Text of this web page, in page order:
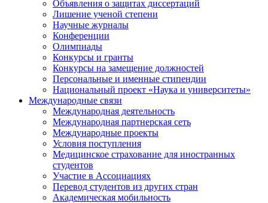
Объявления о защитах диссертаций
Лишение ученой степени
Научные журналы
Конференции
Олимпиады
Конкурсы и гранты
Конкурсы на замещение должностей
Персональные и именные стипендии
Национальный проект «Наука и университеты»
Международные связи
Международная деятельность
Международная партнерская сеть
Международные проекты
Условия поступления
Медицинское страхование для иностранных
студентов
Участие в Ассоциациях
Перевод студентов из других стран
Академическая мобильность